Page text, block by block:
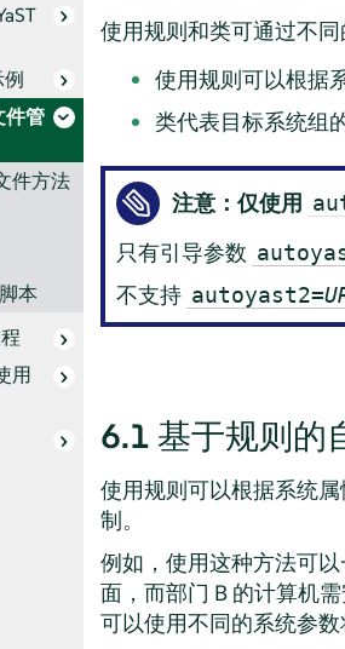
例
件管
件方法
本
用
使用规则和类可通过不
使用规则可以根据
类代表目标系统组
注意：仅使用
只有引导参数
不支持 autoyast2=
6.1 基于规则的
使用规则可以根据系统
制。
例如，使用这种方法可
面，而部门 B 的计算机
可以使用不同的系统参